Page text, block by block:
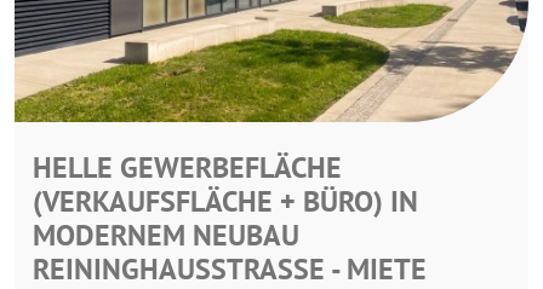
HELLE GEWERBEFLÄCHE
(VERKAUFSFLÄCHE + BÜRO) IN
MODERNEM NEUBAU
REININGHAUSSTRASSE - MIETE